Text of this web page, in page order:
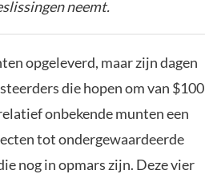
neemt.
opgeleverd, maar zijn dagen
die hopen om van $100
onbekende munten een
tot ondergewaardeerde
nog in opmars zijn. Deze vier